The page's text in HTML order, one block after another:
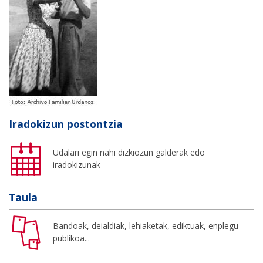
Iradokizun postontzia
Udalari egin nahi dizkiozun galderak edo
iradokizunak
Taula
Bandoak, deialdiak, lehiaketak, ediktuak, enplegu
publikoa...